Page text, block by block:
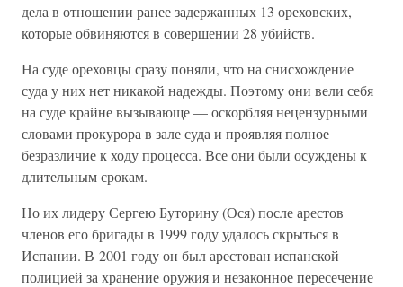
дела в отношении ранее задержанных 13 ореховских,
которые обвиняются в совершении 28 убийств.
На суде ореховцы сразу поняли, что на снисхождение
суда у них нет никакой надежды. Поэтому они вели себя
на суде крайне вызывающе — оскорбляя нецензурными
словами прокурора в зале суда и проявляя полное
безразличие к ходу процесса. Все они были осуждены к
длительным срокам.
Но их лидеру Сергею Буторину (Ося) после арестов
членов его бригады в 1999 году удалось скрыться в
Испании. В 2001 году он был арестован испанской
полицией за хранение оружия и незаконное пересечение